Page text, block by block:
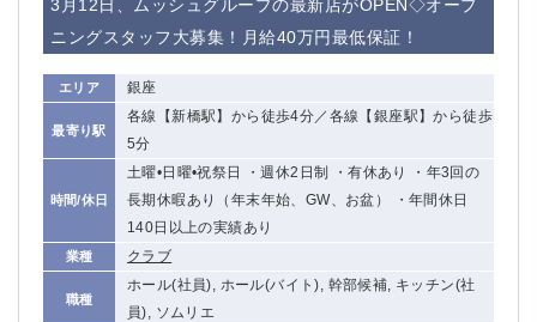
3月12日、ムッシュグループの最新店がOPEN◇オープ
ニングスタッフ大募集！月給40万円最低保証！
エリア 銀座
最寄り駅
各線【新橋駅】から徒歩4分／各線【銀座駅】から徒歩
5分
時間/休日
土曜•日曜•祝祭日 ・週休2日制 ・有休あり ・年3回の
長期休暇あり（年末年始、GW、お盆） ・年間休日
140日以上の実績あり
業種 クラブ
職種
ホール(社員), ホール(バイト), 幹部候補, キッチン(社
員), ソムリエ